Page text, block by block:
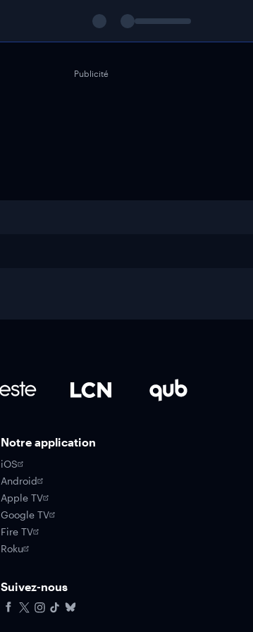
Publicité
Notre application
iOS
Android
Apple TV
Google TV
Fire TV
Roku
Suivez-nous